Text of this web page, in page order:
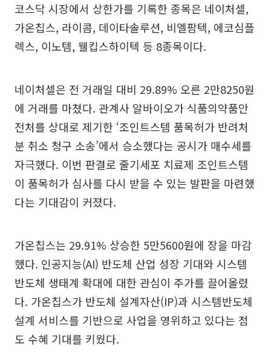
코스닥 시장에서 상한가를 기록한 종목은 네이처셀,
가온칩스, 라이콤, 데이타솔루션, 비엘팜텍, 에코심플
렉스, 이노템, 웰킵스하이텍 등 8종목이다.
네이처셀은 전 거래일 대비 29.89% 오른 2만8250원
에 거래를 마쳤다. 관계사 알바이오가 식품의약품안
전처를 상대로 제기한 ‘조인트스템 품목허가 반려처
분 취소 청구 소송’에서 승소했다는 공시가 매수세를
자극했다. 이번 판결로 줄기세포 치료제 조인트스템
이 품목허가 심사를 다시 받을 수 있는 발판을 마련했
다는 기대감이 커졌다.
가온칩스는 29.91% 상승한 5만5600원에 장을 마감
했다. 인공지능(AI) 반도체 산업 성장 기대와 시스템
반도체 생태계 확대에 대한 관심이 주가를 끌어올렸
다. 가온칩스가 반도체 설계자산(IP)과 시스템반도체
설계 서비스를 기반으로 사업을 영위하고 있다는 점
도 수혜 기대를 키웠다.